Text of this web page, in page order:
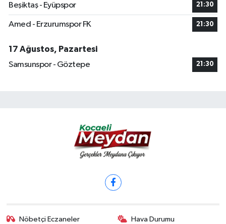
Beşiktaş - Eyüpspor 21:30
Amed - Erzurumspor FK 21:30
17 Ağustos, Pazartesi
Samsunspor - Göztepe
21:30
Nöbetçi Eczaneler Hava Durumu